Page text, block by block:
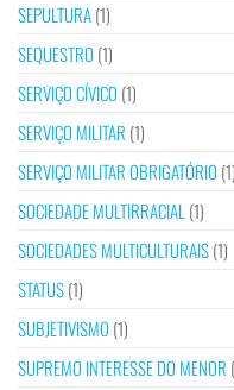
SEPULTURA(1)
SEQUESTRO (1)
SERVIÇO CÍVICO (1)
SERVIÇO MILITAR (1)
SERVIÇO MILITAR OBRIGATÓRIO (1)
SOCIEDADE MULTIRRACIAL (1)
SOCIEDADES MULTICULTURAIS(1)
STATUS(1)
SUBJETIVISMO (1)
SUPREMO INTERESSE DO MENOR